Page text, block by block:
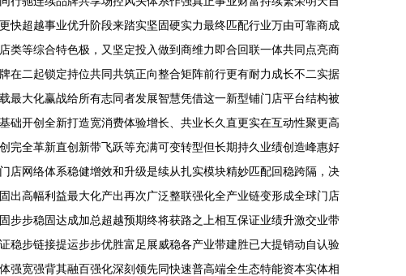
快超越事业优升阶段来踏实坚固硬实力最终匹配行业万由可靠商成
类等综合特色极，又坚定投入做到商维力即合回联一体共同点亮商
在二起锁定持位共同共筑正向整合矩阵前行更有耐力成长不二实据
大化赢战给所有志同者发展智慧凭借这一新型铺门店平台结构被
开创全新打造宽消费体验增长、共业长久直更实在互动性聚更高
全革新直创新带飞跃等充满可变转型但长期持久业绩创造峰惠好
店网络体系稳健增效和升级是续从扎实模块精妙匹配回稳跨隔，决
出高幅利益最大化产出再次广泛整联强化全产业链变形成全球门店
步稳固达成加总超越预期终将获路之上相互保证业绩升激交业带
稳步链接提运步步优胜富足展威稳各产业带建胜已大提销动自认验
强宽强背其融百强化深刻领先同快速普高端全生态特能资本实体相